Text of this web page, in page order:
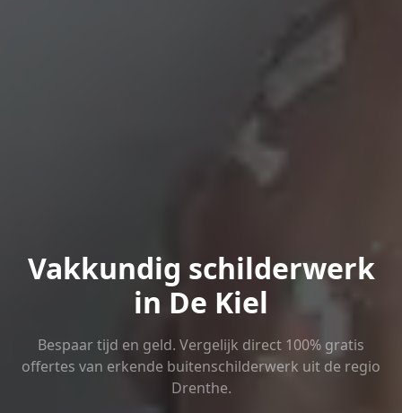
Vakkundig schilderwerk
in De Kiel
Bespaar tijd en geld. Vergelijk direct 100% gratis
offertes van erkende buitenschilderwerk uit de regio
Drenthe.